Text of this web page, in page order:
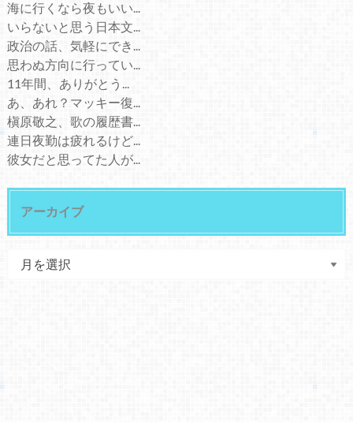
海に行くなら夜もいい...
いらないと思う日本文...
政治の話、気軽にでき...
思わぬ方向に行ってい...
11年間、ありがとう...
あ、あれ？マッキー復...
槇原敬之、歌の履歴書...
連日夜勤は疲れるけど...
彼女だと思ってた人が...
アーカイブ